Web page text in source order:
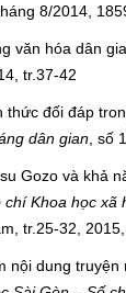
8/2014,
văn hóa dân
tr.37-42
thức đối đáp
dân gian, số
Gozo và khả
chí Khoa học xã
tr.25-32,
nội dung truyện